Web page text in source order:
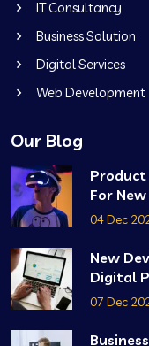
IT Consultancy
Business Solution
Digital Services
Web Development
Our Blog
Product
For
04 Dec
New
Digital
07 Dec